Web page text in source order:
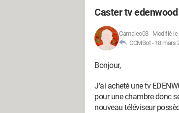
Caster tv edenwood
Camaleo03- Modifié le
CCMBot - 18 mars
Bonjour,
J'ai acheté une tv
pour une chambre donc
nouveau téléviseur